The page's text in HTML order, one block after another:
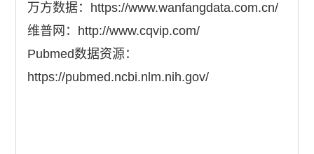
万方数据：https://www.wanfangdata.com.cn/
维普网：http://www.cqvip.com/
Pubmed数据资源：
https://pubmed.ncbi.nlm.nih.gov/